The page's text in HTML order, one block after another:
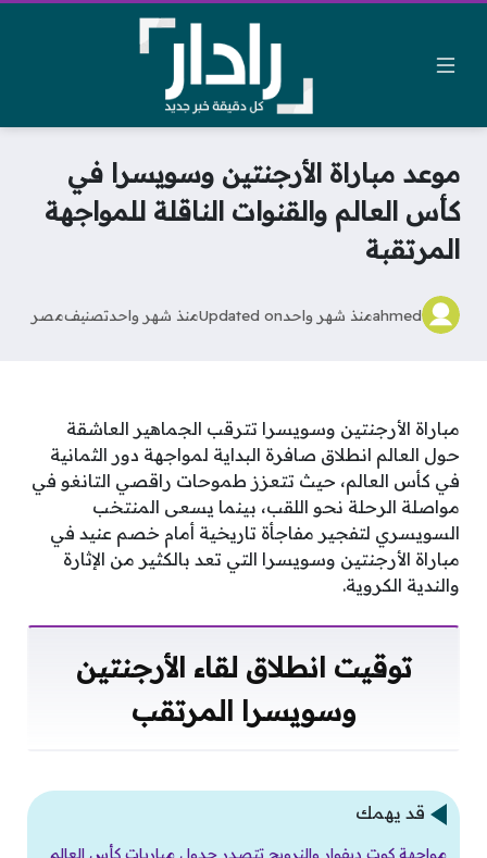
موعد مباراة الأرجنتين وسويسرا في
كأس العالم والقنوات الناقلة للمواجهة
المرتقبة
ahmedمنذ شهر واحدUpdated onمنذ شهر واحدتصنيفمصر
مباراة الأرجنتين وسويسرا تترقب الجماهير العاشقة
حول العالم انطلاق صافرة البداية لمواجهة دور الثمانية
في كأس العالم، حيث تتعزز طموحات راقصي التانغو في
مواصلة الرحلة نحو اللقب، بينما يسعى المنتخب
السويسري لتفجير مفاجأة تاريخية أمام خصم عنيد في
مباراة الأرجنتين وسويسرا التي تعد بالكثير من الإثارة
والندية الكروية.
توقيت انطلاق لقاء الأرجنتين
وسويسرا المرتقب
قد يهمك
مواجهة كوت ديفوار والنرويج تتصدر جدول مباريات كأس العالم